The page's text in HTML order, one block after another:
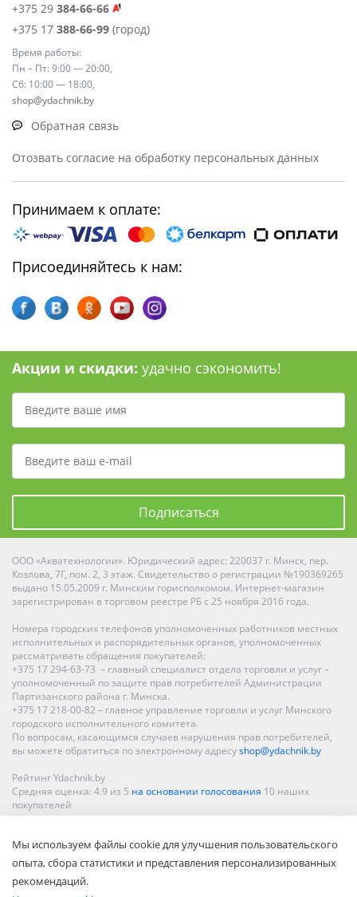
+375 29 384-66-66
+375 17 388-66-99 (город)
Время работы:
Пн – Пт: 9:00 — 20:00,
Сб: 10:00 — 18:00,
shop@ydachnik.by
Обратная связь
Отозвать согласие на обработку персональных данных
Принимаем к оплате:
Присоединяйтесь к нам:
Акции и скидки: удачно сэкономить!
Подписаться
ООО «Акватехнологии». Юридический адрес: 220037 г. Минск, пер.
Козлова, 7Г, пом. 2, 3 этаж. Свидетельство о регистрации №190369265
выдано 15.05.2009 г. Минским горисполкомом. Интернет-магазин
зарегистрирован в торговом реестре РБ с 25 ноября 2016 года.
Номера городских телефонов уполномоченных работников местных
исполнительных и распорядительных органов, уполномоченных
рассматривать обращения покупателей:
+375 17 294-63-73 – главный специалист отдела торговли и услуг –
уполномоченный по защите прав потребителей Администрации
Партизанского района г. Минска.
+375 17 218-00-82 – главное управление торговли и услуг Минского
городского исполнительного комитета.
По вопросам, касающимся случаев нарушения прав потребителей,
вы можете обратиться по электронному адресуshop@ydachnik.by
Рейтинг Ydachnik.by
Средняя оценка: 4.9 из 5 на основании голосования 10 наших
покупателей
Гродно, Могилеве, Бобруйске, Барановичах, Молодечно,
Новополоцке, Пинске, Солигорске. При заказе в интернет-магазине
доставка осуществляется по всей Беларуси.
Мы используем файлы cookie для улучшения пользовательского
опыта, сбора статистики и представления персонализированных
рекомендаций.